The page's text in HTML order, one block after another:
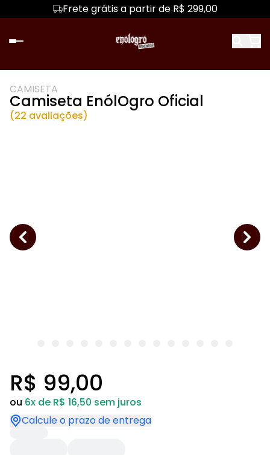
Frete grátis a partir de R$ 299,00
CAMISETA
Camiseta EnólOgro Oficial
(22 avaliações)
R$ 99,00
ou 6x de R$ 16,50 sem juros
Calcule o prazo de entrega